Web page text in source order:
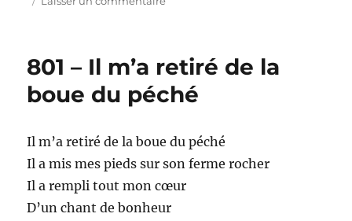
cet
immense
bonheur
801 – Il m’a retiré de la
boue du péché
Il m’a retiré de la boue du péché
Il a mis mes pieds sur son ferme rocher
Il a rempli tout mon cœur
D’un chant de bonheur